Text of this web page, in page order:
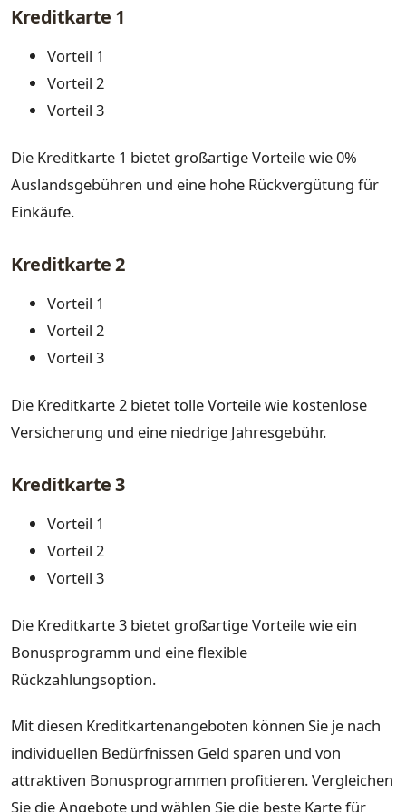
Kreditkarte 1
Vorteil 1
Vorteil 2
Vorteil 3
Die Kreditkarte 1 bietet großartige Vorteile wie 0%
Auslandsgebühren und eine hohe Rückvergütung für
Einkäufe.
Kreditkarte 2
Vorteil 1
Vorteil 2
Vorteil 3
Die Kreditkarte 2 bietet tolle Vorteile wie kostenlose
Versicherung und eine niedrige Jahresgebühr.
Kreditkarte 3
Vorteil 1
Vorteil 2
Vorteil 3
Die Kreditkarte 3 bietet großartige Vorteile wie ein
Bonusprogramm und eine flexible
Rückzahlungsoption.
Mit diesen Kreditkartenangeboten können Sie je nach
individuellen Bedürfnissen Geld sparen und von
attraktiven Bonusprogrammen profitieren. Vergleichen
Sie die Angebote und wählen Sie die beste Karte für